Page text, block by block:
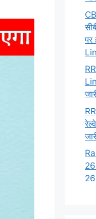
पर
26